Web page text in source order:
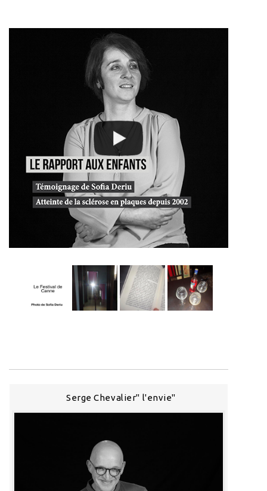
Serge Chevalier" l'envie"